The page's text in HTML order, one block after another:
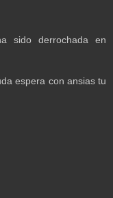
sido derrochada en
espera con ansias tu